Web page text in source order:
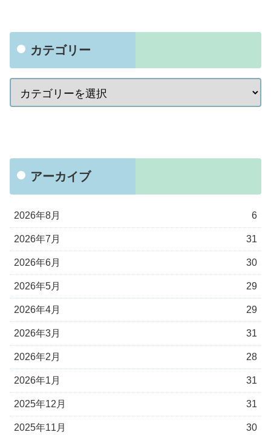
カテゴリー
アーカイブ
2026年8月 6
2026年7月 31
2026年6月 30
2026年5月 29
2026年4月 29
2026年3月 31
2026年2月 28
2026年1月 31
2025年12月 31
2025年11月 30